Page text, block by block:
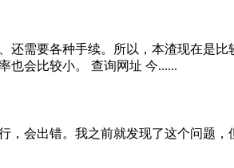
还需要各种手续。所以，本渣现在是
也会比较小。 查询网址 今......
会出错。我之前就发现了这个问题